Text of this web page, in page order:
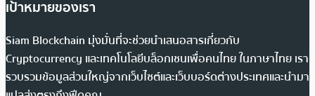
เป้าหมายของเรา
Siam Blockchain มุ่งมั่นที่จะช่วยนำเสนอสารเกี่ยวกับ
Cryptocurrency และเทคโนโลยีบล็อกเชนเพื่อคนไทย ในภาษาไทย เรา
รวบรวมข้อมูลส่วนใหญ่จากเว็บไซต์และเว็บบอร์ดต่างประเทศและนำมา